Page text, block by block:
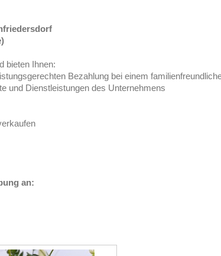
bieten Ihnen:
Bezahlung bei einem
Dienstleistungen des Unternehmens
an: